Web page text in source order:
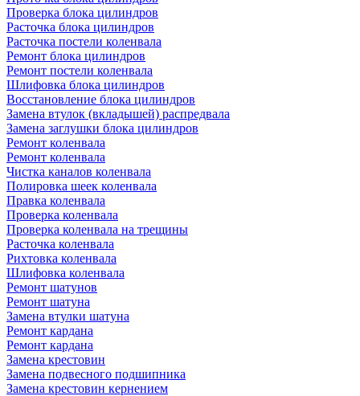
Проверка блока цилиндров
Расточка блока цилиндров
Расточка постели коленвала
Ремонт блока цилиндров
Ремонт постели коленвала
Шлифовка блока цилиндров
Восстановление блока цилиндров
Замена втулок (вкладышей) распредвала
Замена заглушки блока цилиндров
Ремонт коленвала
Ремонт коленвала
Чистка каналов коленвала
Полировка шеек коленвала
Правка коленвала
Проверка коленвала
Проверка коленвала на трещины
Расточка коленвала
Рихтовка коленвала
Шлифовка коленвала
Ремонт шатунов
Ремонт шатуна
Замена втулки шатуна
Ремонт кардана
Ремонт кардана
Замена крестовин
Замена подвесного подшипника
Замена крестовин кернением